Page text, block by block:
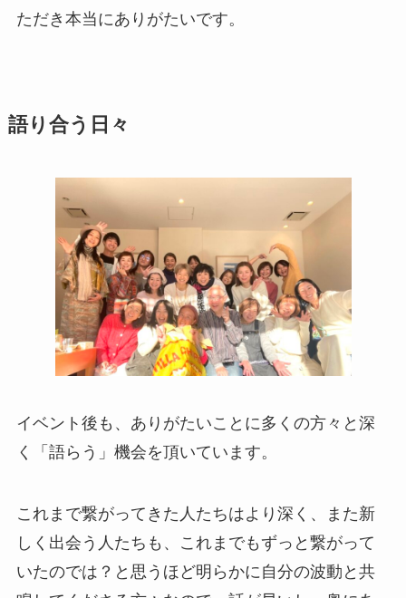
ただき本当にありがたいです。
語り合う日々
イベント後も、ありがたいことに多くの方々と深
く「語らう」機会を頂いています。
これまで繋がってきた人たちはより深く、また新
しく出会う人たちも、これまでもずっと繋がって
いたのでは？と思うほど明らかに自分の波動と共